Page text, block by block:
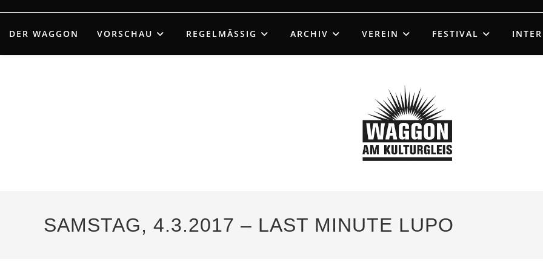
springen
DER WAGGON VORSCHAU REGELMÄSSIG ARCHIV VEREIN FESTIVAL
SAMSTAG, 4.3.2017 – LAST MINUTE LUPO